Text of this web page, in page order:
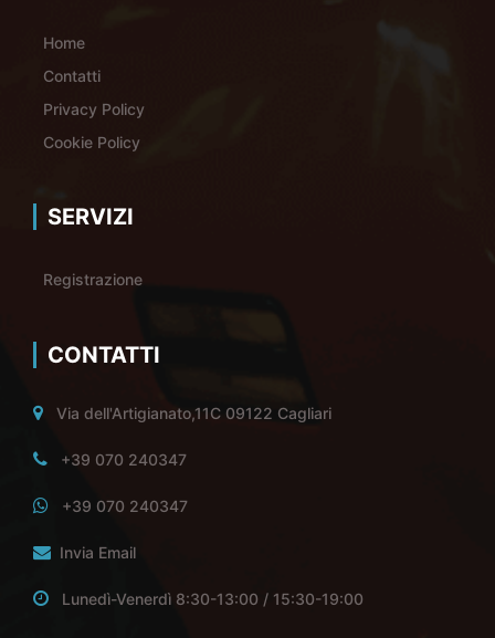
Home
Contatti
Privacy Policy
Cookie Policy
SERVIZI
Registrazione
CONTATTI
Via dell'Artigianato,11C 09122 Cagliari
+39 070 240347
+39 070 240347
Invia Email
Lunedì-Venerdì 8:30-13:00 / 15:30-19:00